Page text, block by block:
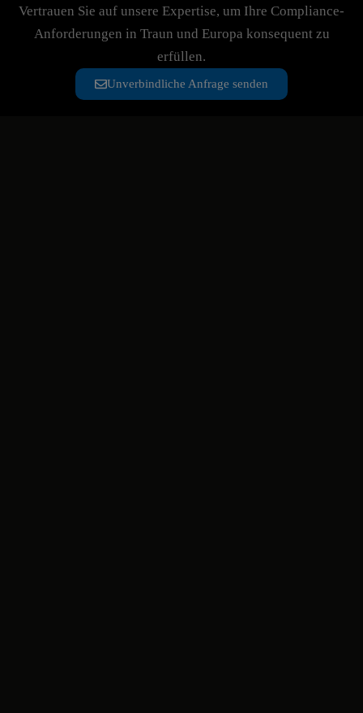
Vertrauen Sie auf unsere Expertise, um Ihre Compliance-
Anforderungen in Traun und Europa konsequent zu
erfüllen.
Unverbindliche Anfrage senden